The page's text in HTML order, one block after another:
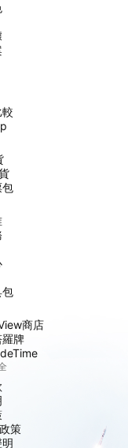
包
包
商店
牌
策